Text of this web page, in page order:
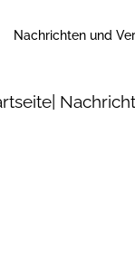
Nachrichten und
|